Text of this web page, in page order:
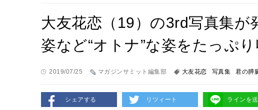
大友花恋（19）の3rd写真集が
姿など“オトナ”な姿をたっぷり
2019/07/25 マガジンサミット編集部 大友花恋 写真集 君の膵
シェアする リツィート ラインを